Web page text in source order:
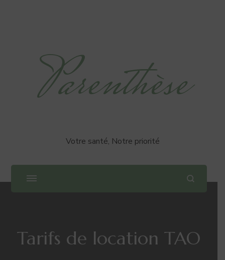
Parenthèse
Votre santé, Notre priorité
Tarifs de location TAO